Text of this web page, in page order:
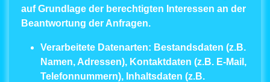
auf Grundlage der berechtigten Interessen an der
Beantwortung der Anfragen.
Verarbeitete Datenarten: Bestandsdaten (z.B.
Namen, Adressen), Kontaktdaten (z.B. E-Mail,
Telefonnummern), Inhaltsdaten (z.B.